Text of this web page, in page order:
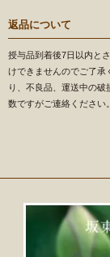
返品について
授与品到着後7日以内と
けできませんのでご了承
り、不良品、運送中の
数ですがご連絡ください。